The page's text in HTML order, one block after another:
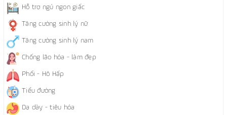
Hỗ trợ ngủ ngon giấc
Tăng cường sinh lý nữ
Tăng cường sinh lý nam
Chống lão hóa - làm đẹp
Phổi - Hô Hấp
Tiểu đường
Dạ dày - tiêu hóa